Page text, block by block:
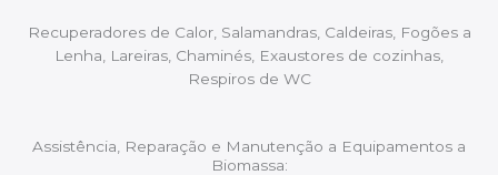
Recuperadores de Calor, Salamandras, Caldeiras, Fogões a
Lenha, Lareiras, Chaminés, Exaustores de cozinhas,
Respiros de WC
Assistência, Reparação e Manutenção a Equipamentos a
Biomassa: